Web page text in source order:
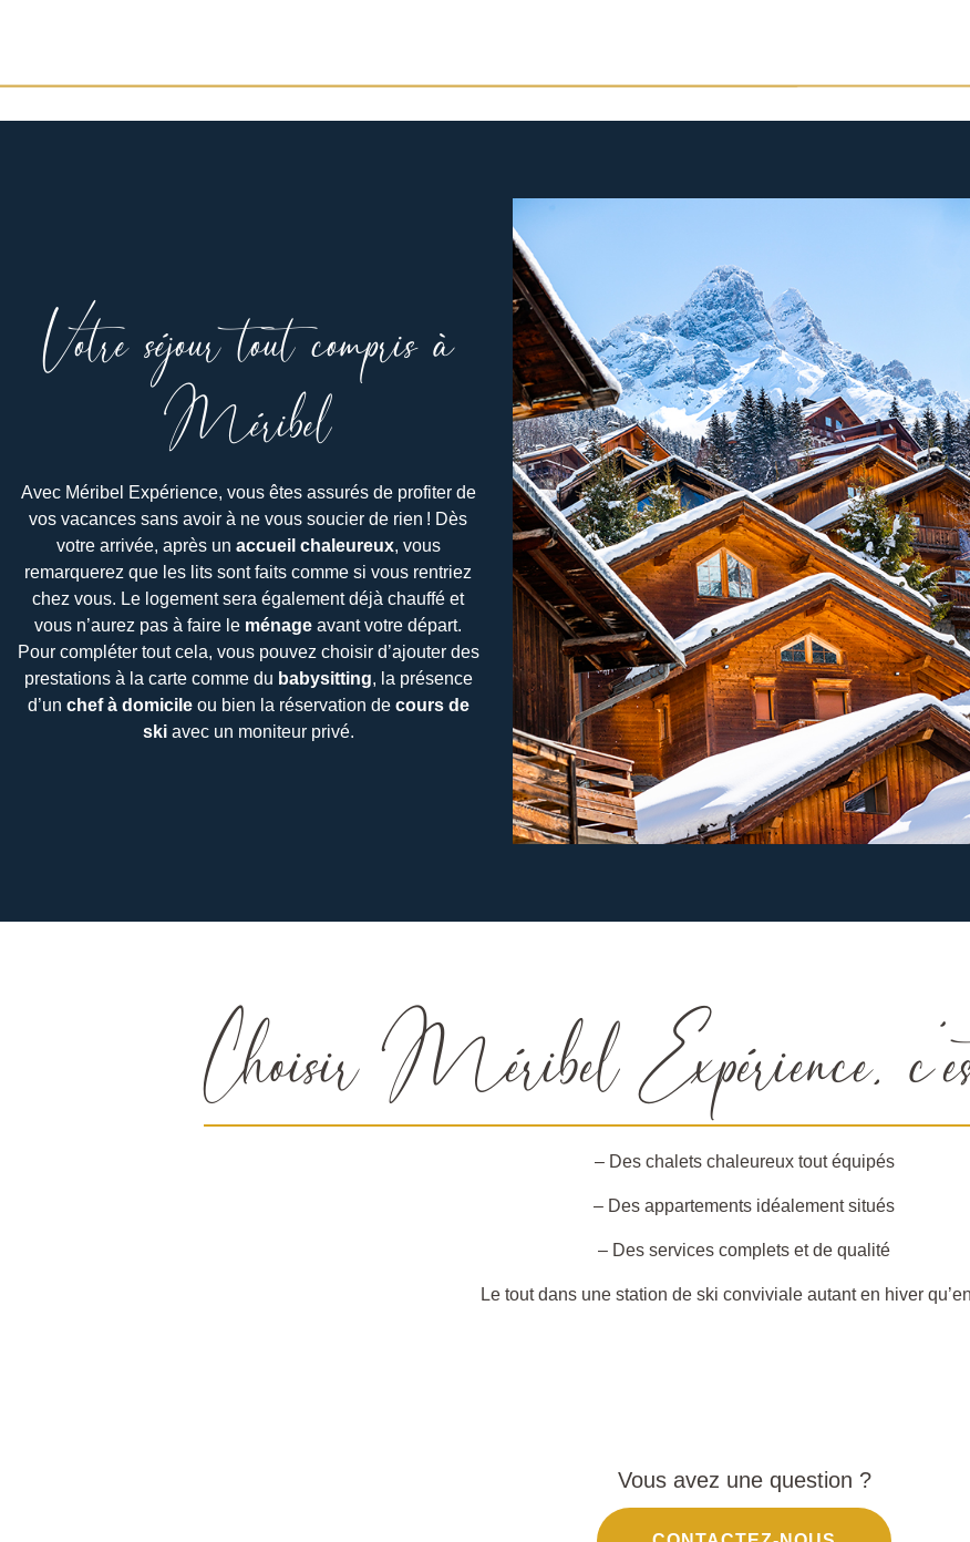
Votre séjour tout compris à
Méribel
Avec Méribel Expérience, vous êtes assurés de profiter de
vos vacances sans avoir à ne vous soucier de rien ! Dès
votre arrivée, après un accueil chaleureux, vous
remarquerez que les lits sont faits comme si vous rentriez
chez vous. Le logement sera également déjà chauffé et
vous n’aurez pas à faire le ménage avant votre départ.
Pour compléter tout cela, vous pouvez choisir d’ajouter des
prestations à la carte comme du babysitting, la présence
d’un chef à domicileou bien la réservation de cours de
skiavec un moniteur privé.
Choisir Méribel Expérience,
– Des chalets chaleureux tout équipés
– Des appartements idéalement situés
– Des services complets et de qualité
Le tout dans une station de ski conviviale autant en hiver
Vous avez une question ?